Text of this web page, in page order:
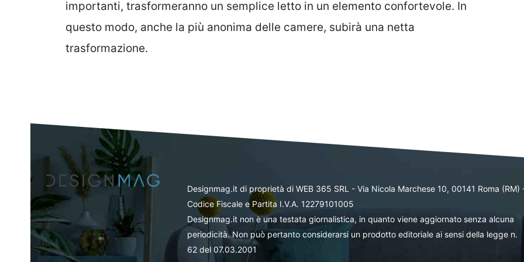
importanti, trasformeranno un semplice letto in un elemento confortevole. In
questo modo, anche la più anonima delle camere, subirà una netta
trasformazione.
Designmag.it di proprietà di WEB 365 SRL - Via Nicola Marchese 10, 00141 Roma (RM)
Codice Fiscale e Partita I.V.A. 12279101005
Designmag.it non è una testata giornalistica, in quanto viene aggiornato senza alcuna
periodicità. Non può pertanto considerarsi un prodotto editoriale ai sensi della legge n.
62 del 07.03.2001